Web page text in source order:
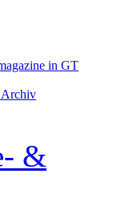
in GT
Archiv